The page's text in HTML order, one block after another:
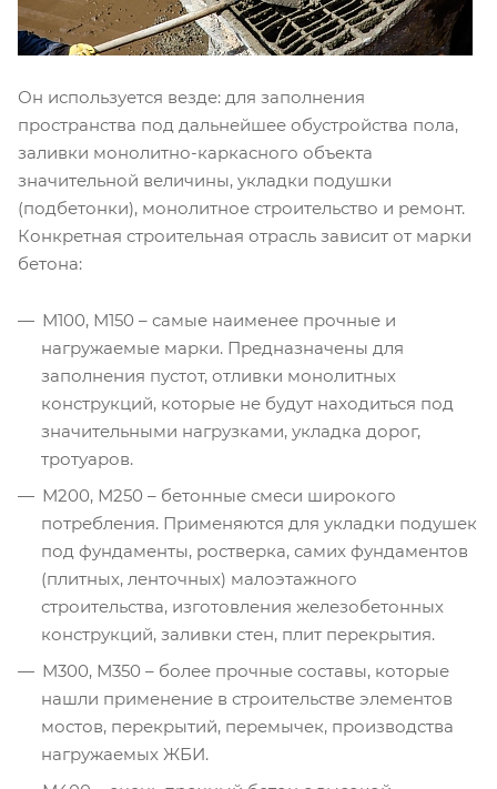
Он используется везде: для заполнения
пространства под дальнейшее обустройства пола,
заливки монолитно-каркасного объекта
значительной величины, укладки подушки
(подбетонки), монолитное строительство и ремонт.
Конкретная строительная отрасль зависит от марки
бетона:
М100, М150 – самые наименее прочные и
нагружаемые марки. Предназначены для
заполнения пустот, отливки монолитных
конструкций, которые не будут находиться под
значительными нагрузками, укладка дорог,
тротуаров.
М200, М250 – бетонные смеси широкого
потребления. Применяются для укладки подушек
под фундаменты, ростверка, самих фундаментов
(плитных, ленточных) малоэтажного
строительства, изготовления железобетонных
конструкций, заливки стен, плит перекрытия.
М300, М350 – более прочные составы, которые
нашли применение в строительстве элементов
мостов, перекрытий, перемычек, производства
нагружаемых ЖБИ.